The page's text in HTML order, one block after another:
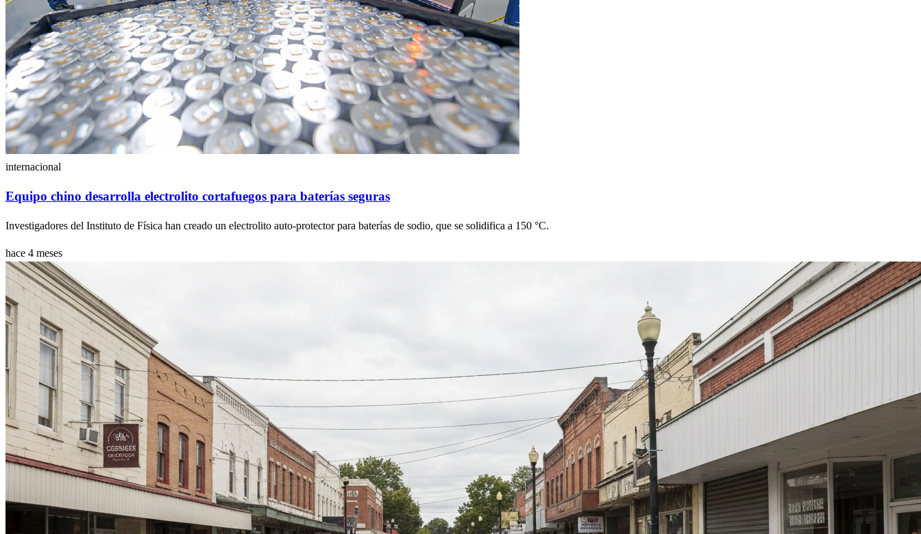
internacional
Equipo chino desarrolla electrolito cortafuegos para baterías seguras
Investigadores del Instituto de Física han creado un electrolito auto-protector para baterías de sodio, que se solidifica a 150 °C.
hace 4 meses